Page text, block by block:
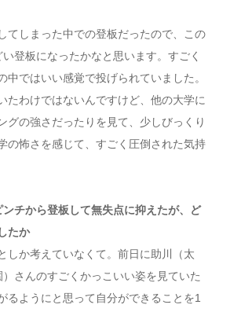
てしまった中での登板だったので、この
登板になったかなと思います。すごく
中ではいい感覚で投げられていました。
たわけではないんですけど、他の大学に
グの強さだったりを見て、少しびっくり
の怖さを感じて、すごく圧倒された気持
チから登板して無失点に抑えたが、ど
たか
しか考えていなくて。前日に助川（太
さんのすごくかっこいい姿を見ていた
るようにと思って自分ができることを1